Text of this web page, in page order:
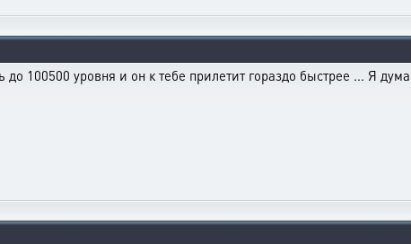
до 100500 уровня и он к тебе прилетит гораздо быстрее ... Я